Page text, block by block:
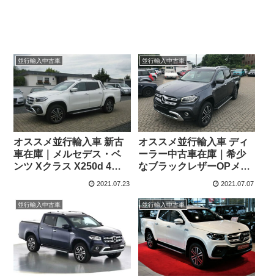
並行輸入中古車
オススメ並行輸入車 新古
車在庫｜メルセデス・ベ
ンツ Xクラス X250d 4マ
チック パワーエディショ
2021.07.23
並行輸入中古車
オススメ並行輸入車 ディ
ーラー中古車在庫｜希少
なブラックレザーOPメル
セデス・ベンツ Xクラス
エディション パドルシフ
ト付き7G-TRONIC PLUS
左ハンドル
2021.07.07
並行輸入中古車 並行輸入中古車